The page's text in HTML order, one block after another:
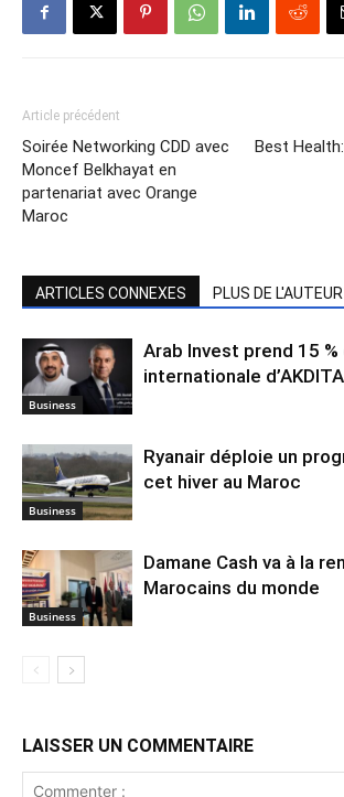
Article précédent
Soirée Networking CDD avec
Moncef Belkhayat en
partenariat avec Orange
Maroc
Best
ARTICLES CONNEXES PLUS DE L'AUTEUR
Business
Arab Invest prend 15
internationale
Business
Ryanair déploie un
cet hiver au Maroc
Business
Damane Cash va à la
Marocains du monde
LAISSER UN COMMENTAIRE